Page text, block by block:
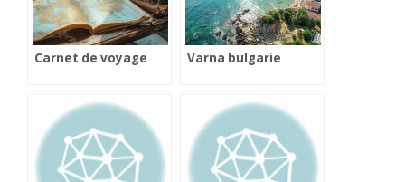
Carnet de voyage Varna bulgarie